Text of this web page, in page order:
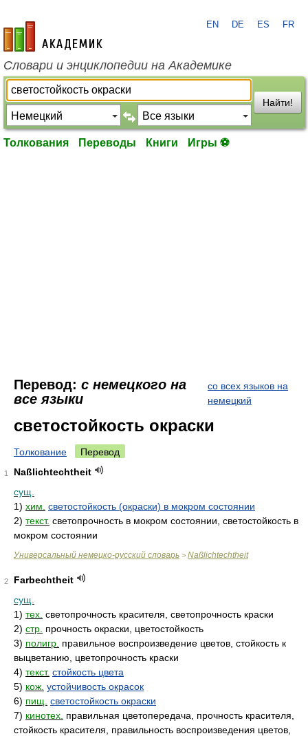
academic.ru
EN DE ES FR
Словари и энциклопедии на Академике
Найти!
Толкования Переводы Книги Игры ⚽
Перевод: с немецкого на
все языки
со всех языков на
немецкий
светостойкость окраски
Толкование Перевод
1
Naßlichtechtheit
сущ.
1) хим. светостойкость (окраски) в мокром состоянии
2) текст. светопрочность в мокром состоянии, светостойкость в
мокром состоянии
Универсальный немецко-русский словарь > Naßlichtechtheit
2
Farbechtheit
сущ.
1) тех. светопрочность красителя, светопрочность краски
2) стр. прочность окраски, цветостойкость
3) полигр. правильное воспроизведение цветов, стойкость к
выцветанию, цветопрочность краски
4) текст. стойкость цвета
5) кож. устойчивость окрасок
6) пищ. светостойкость окраски
7) кинотех. правильная цветопередача, прочность красителя,
стойкость красителя, правильность воспроизведения цветов,